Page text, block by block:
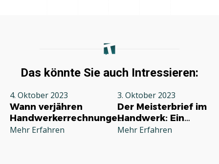
Das könnte Sie auch Intressieren:
4. Oktober 2023
Wann verjähren
Handwerkerrechnungen?
Ein Leitfaden für
Mehr Erfahren
3. Oktober 2023
Der Meisterbrief im
Handwerk: Ein
Symbol für
Mehr Erfahren